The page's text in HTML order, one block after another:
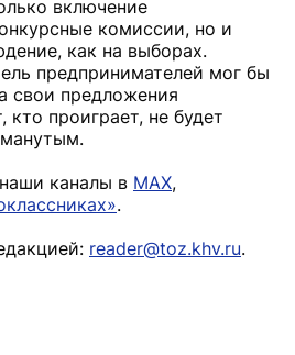
включение
комиссии, но и
как на выборах.
предпринимателей мог бы
свои предложения
кто проиграет, не будет
каналы в MAX,
.
reader@toz.khv.ru.